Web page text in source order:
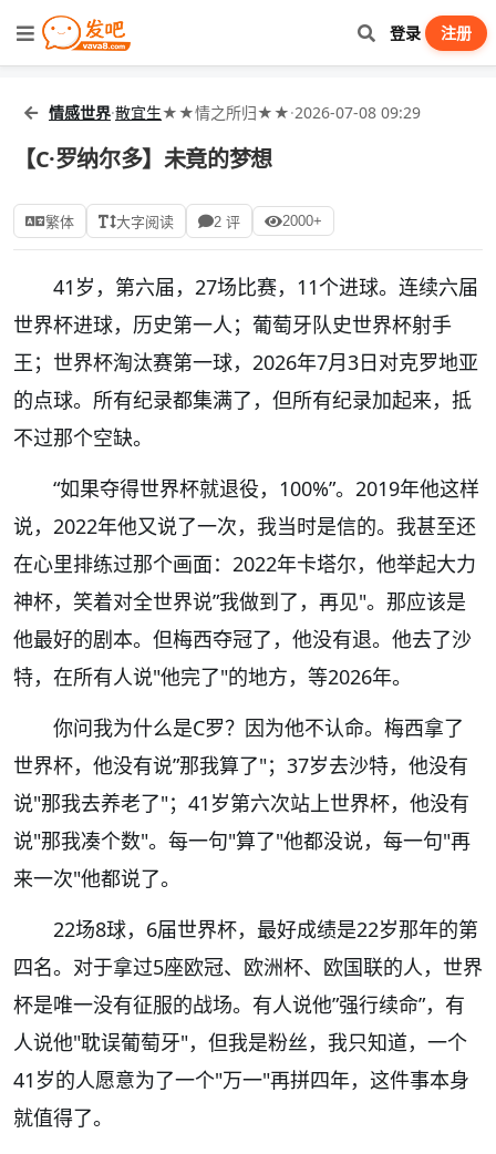
登录 注册
情感世界·散宜生★★情之所归★★·2026-07-08 09:29
【C·罗纳尔多】未竟的梦想
繁体 大字阅读 2 评 2000+
41 岁，第六届， 27场比赛， 11个进球。连续六届
世界杯进球，历史第一人；葡萄牙队史世界杯射手
王；世界杯淘汰赛第一球， 2026年7月3日对克罗地亚
的点球。所有纪录都集满了，但所有纪录加起来，抵
不过那个空缺。
“如果夺得世界杯就退役， 100%”。 2019年他这样
说， 2022年他又说了一次，我当时是信的。我甚至还
在心里排练过那个画面： 2022年卡塔尔，他举起大力
神杯，笑着对全世界说”我做到了，再见"。那应该是
他最好的剧本。但梅西夺冠了，他没有退。他去了沙
特，在所有人说"他完了"的地方，等2026年。
你问我为什么是C罗？因为他不认命。梅西拿了
世界杯，他没有说”那我算了"； 37岁去沙特，他没有
说"那我去养老了"； 41 岁第六次站上世界杯，他没有
说"那我凑个数"。每一句"算了"他都没说，每一句"再
来一次"他都说了。
22场8球， 6届世界杯，最好成绩是22岁那年的第
四名。对于拿过5座欧冠、欧洲杯、欧国联的人，世界
杯是唯一没有征服的战场。有人说他”强行续命”，有
人说他"耽误葡萄牙"，但我是粉丝，我只知道，一个
41 岁的人愿意为了一个"万一"再拼四年，这件事本身
就值得了。